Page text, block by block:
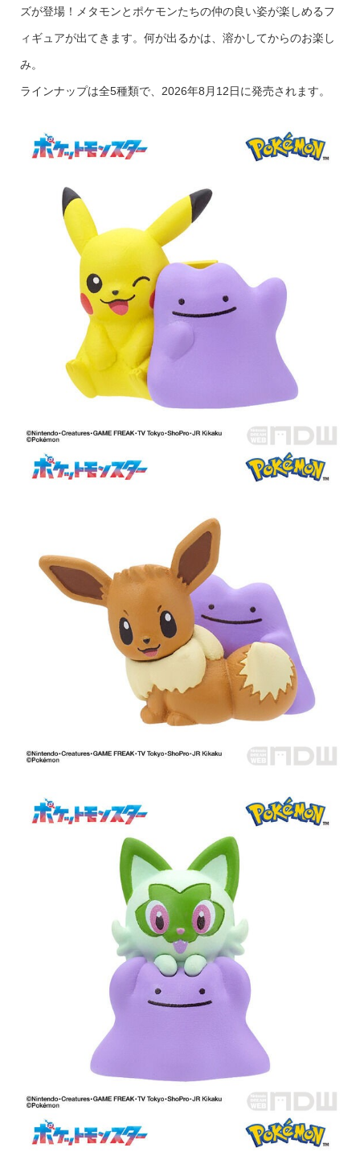
ズが登場！メタモンとポケモンたちの仲の良い姿が楽しめるフ
ィギュアが出てきます。何が出るかは、溶かしてからのお楽し
み。
ラインナップは全5種類で、2026年8月12日に発売されます。